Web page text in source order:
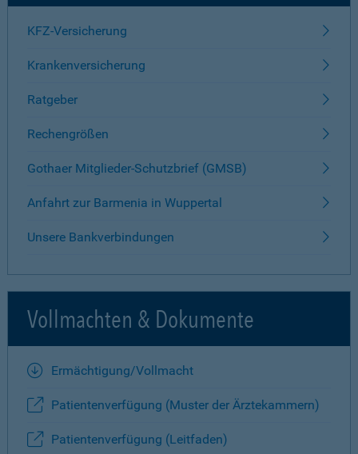
KFZ-Versicherung
Krankenversicherung
Ratgeber
Rechengrößen
Gothaer Mitglieder-Schutzbrief (GMSB)
Anfahrt zur Barmenia in Wuppertal
Unsere Bankverbindungen
Vollmachten & Dokumente
Ermächtigung/Vollmacht
Patientenverfügung (Muster der Ärztekammern)
Patientenverfügung (Leitfaden)